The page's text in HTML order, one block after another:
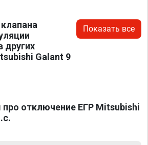
других
Galant 9
Показать все
отключение ЕГР Mitsubishi